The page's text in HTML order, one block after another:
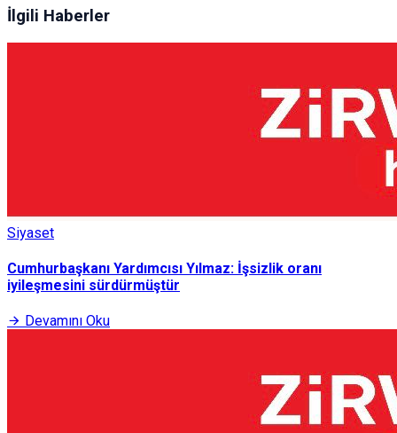
İlgili Haberler
Siyaset
Cumhurbaşkanı Yardımcısı Yılmaz: İşsizlik oranı
iyileşmesini sürdürmüştür
Devamını Oku